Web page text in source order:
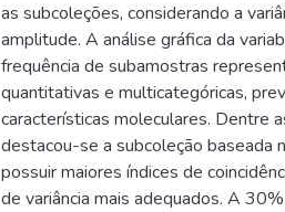
as subcoleções, considerando a
amplitude. A análise gráfica da
frequência de subamostras
quantitativas e multicategóricas,
características moleculares. Dentre
destacou-se a subcoleção baseada
possuir maiores índices de
de variância mais adequados. A